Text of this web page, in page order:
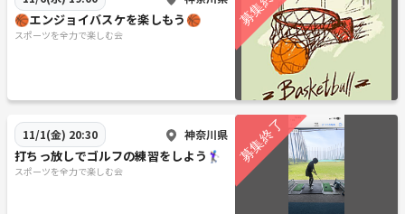
🏀エンジョイバスケを楽しもう🏀
スポーツを全力で楽しむ会
11/1(金) 20:30 神奈川県
打ちっ放しでゴルフの練習をしよう🏌️‍♀️
スポーツを全力で楽しむ会